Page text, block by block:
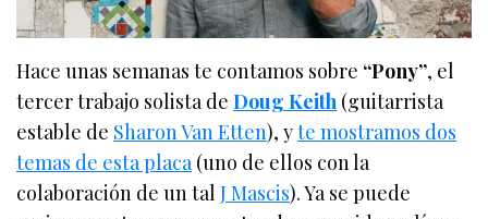
Hace unas semanas te contamos sobre “Pony”, el
tercer trabajo solista deDoug Keith (guitarrista
estable de Sharon Van Etten), yte mostramos dos
temas de esta placa(uno de ellos con la
colaboración de un talJ Mascis). Ya se puede